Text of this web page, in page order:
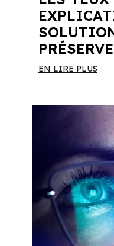
EN LIRE PLUS